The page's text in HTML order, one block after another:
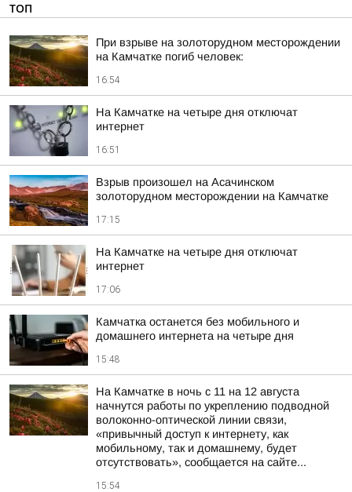
ТОП
При взрыве на золоторудном месторождении
на Камчатке погиб человек:
16:54
На Камчатке на четыре дня отключат
интернет
16:51
Взрыв произошел на Асачинском
золоторудном месторождении на Камчатке
17:15
На Камчатке на четыре дня отключат
интернет
17:06
Камчатка останется без мобильного и
домашнего интернета на четыре дня
15:48
На Камчатке в ночь с 11 на 12 августа
начнутся работы по укреплению подводной
волоконно-оптической линии связи,
«привычный доступ к интернету, как
мобильному, так и домашнему, будет
отсутствовать», сообщается на сайте...
15:54